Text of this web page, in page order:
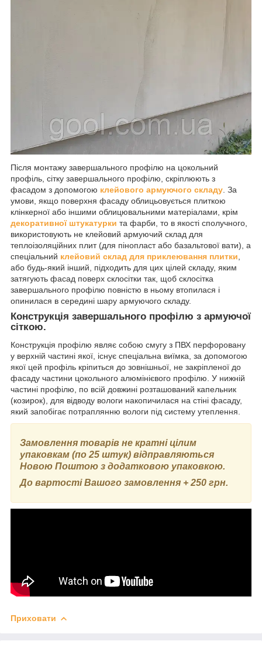
Після монтажу завершального профілю на цокольний
профіль, сітку завершального профілю, скріплюють з
фасадом з допомогою клейового армуючого складу. За
умови, якщо поверхня фасаду облицьовується плиткою
клінкерної або іншими облицювальними матеріалами, крім
декоративної штукатурки та фарби, то в якості сполучного,
використовують не клейовий армуючий склад для
теплоізоляційних плит (для пінопласт або базальтової вати), а
спеціальний клейовий склад для приклеювання плитки,
або будь-який інший, підходить для цих цілей складу, яким
затягують фасад поверх склосітки так, щоб склосітка
завершального профілю повністю в ньому втопилася і
опинилася в середині шару армуючого складу.
Конструкція завершального профілю з армуючої
сіткою.
Конструкція профілю являє собою смугу з ПВХ перфоровану
у верхній частині якої, існує спеціальна виїмка, за допомогою
якої цей профіль кріпиться до зовнішньої, не закріпленої до
фасаду частини цокольного алюмінієвого профілю. У нижній
частині профілю, по всій довжині розташований капельник
(козирок), для відводу вологи накопичилася на стіні фасаду,
який запобігає потраплянню вологи під систему утеплення.
Замовлення товарів не кратні цілим
упаковкам (по 25 штук) відправляються
Новою Поштою з додатковою упаковкою.
До вартості Вашого замовлення + 250 грн.
Приховати